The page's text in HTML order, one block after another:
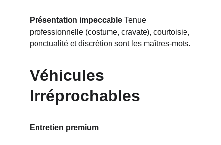
Présentation impeccable Tenue
professionnelle (costume, cravate), courtoisie,
ponctualité et discrétion sont les maîtres-mots.
Véhicules
Irréprochables
Entretien premium